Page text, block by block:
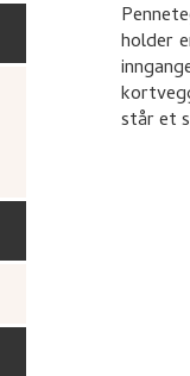
holder
står et